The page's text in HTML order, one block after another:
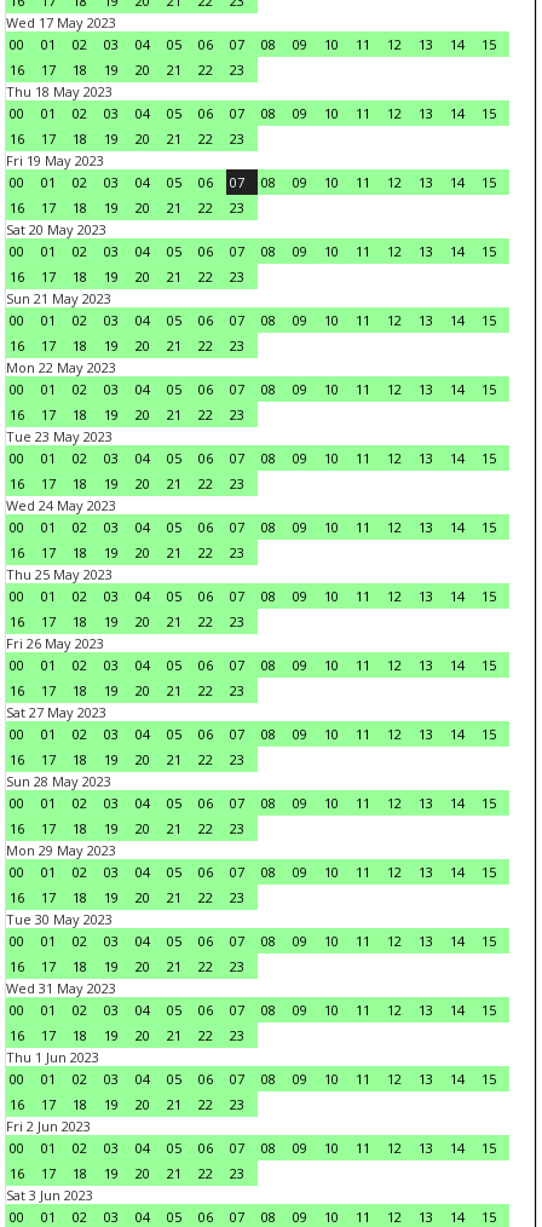
Wed 17 May 2023
00
01 02 03 04 05 06 07 08 09 10 11 12 13 14
15
16
17 18 19 20 21 22
23
Thu 18 May 2023
00
01 02 03 04 05 06 07 08 09 10 11 12 13 14
15
16
17 18 19 20 21 22
23
Fri 19 May 2023
00
01 02 03 04 05 06 07 08 09 10 11 12 13 14
15
16
17 18 19 20 21 22
23
Sat 20 May 2023
00
01 02 03 04 05 06 07 08 09 10 11 12 13 14
15
16
17 18 19 20 21 22
23
Sun 21 May 2023
00
01 02 03 04 05 06 07 08 09 10 11 12 13 14
15
16
17 18 19 20 21 22
23
Mon 22 May 2023
00
01 02 03 04 05 06 07 08 09 10 11 12 13 14
15
16
17 18 19 20 21 22
23
Tue 23 May 2023
00
01 02 03 04 05 06 07 08 09 10 11 12 13 14
15
16
17 18 19 20 21 22
23
Wed 24 May 2023
00
01 02 03 04 05 06 07 08 09 10 11 12 13 14
15
16
17 18 19 20 21 22
23
Thu 25 May 2023
00
01 02 03 04 05 06 07 08 09 10 11 12 13 14
15
16
17 18 19 20 21 22
23
Fri 26 May 2023
00
01 02 03 04 05 06 07 08 09 10 11 12 13 14
15
16
17 18 19 20 21 22
23
Sat 27 May 2023
00
01 02 03 04 05 06 07 08 09 10 11 12 13 14
15
16
17 18 19 20 21 22
23
Sun 28 May 2023
00
01 02 03 04 05 06 07 08 09 10 11 12 13 14
15
16
17 18 19 20 21 22
23
Mon 29 May 2023
00
01 02 03 04 05 06 07 08 09 10 11 12 13 14
15
16
17 18 19 20 21 22
23
Tue 30 May 2023
00
01 02 03 04 05 06 07 08 09 10 11 12 13 14
15
16
17 18 19 20 21 22
23
Wed 31 May 2023
00
01 02 03 04 05 06 07 08 09 10 11 12 13 14
15
16
17 18 19 20 21 22
23
Thu 1 Jun 2023
00
01 02 03 04 05 06 07 08 09 10 11 12 13 14
15
16
17 18 19 20 21 22
23
Fri 2 Jun 2023
00
01 02 03 04 05 06 07 08 09 10 11 12 13 14
15
16
17 18 19 20 21 22
23
Sat 3 Jun 2023
00
01 02 03 04 05 06 07 08 09 10 11 12 13 14
15